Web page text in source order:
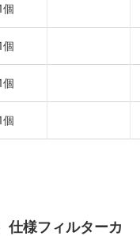
個
個
個
個
仕様フィルターカ